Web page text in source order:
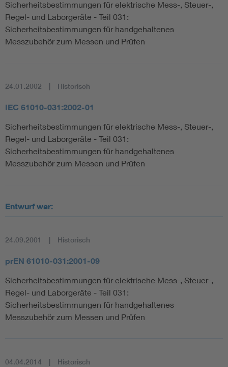
Sicherheitsbestimmungen für elektrische Mess-, Steuer-,
Regel- und Laborgeräte - Teil 031:
Sicherheitsbestimmungen für handgehaltenes
Messzubehör zum Messen und Prüfen
24.01.2002 Historisch
IEC 61010-031:2002-01
Sicherheitsbestimmungen für elektrische Mess-, Steuer-,
Regel- und Laborgeräte - Teil 031:
Sicherheitsbestimmungen für handgehaltenes
Messzubehör zum Messen und Prüfen
Entwurf war:
24.09.2001 Historisch
prEN 61010-031:2001-09
Sicherheitsbestimmungen für elektrische Mess-, Steuer-,
Regel- und Laborgeräte - Teil 031:
Sicherheitsbestimmungen für handgehaltenes
Messzubehör zum Messen und Prüfen
04.04.2014 Historisch